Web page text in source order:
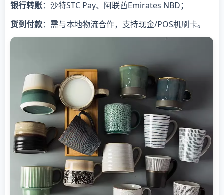
银行转账：沙特STC Pay、阿联酋Emirates NBD；
货到付款：需与本地物流合作，支持现金/POS机刷卡。